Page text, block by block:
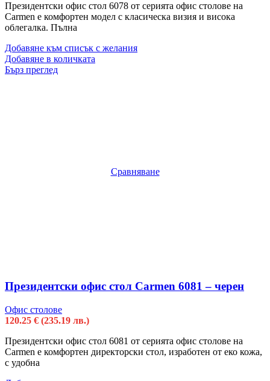
Президентски офис стол 6078 от серията офис столове на
Carmen е комфортен модел с класическа визия и висока
облегалка. Пълна
Добавяне към списък с желания
Добавяне в количката
Бърз преглед
Сравняване
Президентски офис стол Carmen 6081 – черен
Офис столове
120.25 € (235.19 лв.)
Президентски офис стол 6081 от серията офис столове на
Carmen е комфортен директорски стол, изработен от еко кожа,
с удобна